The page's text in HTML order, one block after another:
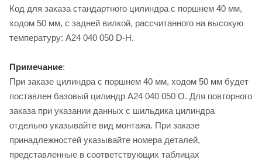
Код для заказа стандартного цилиндра с поршнем 40 мм,
ходом 50 мм, с задней вилкой, рассчитанного на высокую
температуру: A24 040 050 D-H.
Примечание:
При заказе цилиндра с поршнем 40 мм, ходом 50 мм будет
поставлен базовый цилиндр A24 040 050 O. Для повторного
заказа при указании данных с шильдика цилиндра
отдельно указывайте вид монтажа. При заказе
принадлежностей указывайте номера деталей,
представленные в соответствующих таблицах